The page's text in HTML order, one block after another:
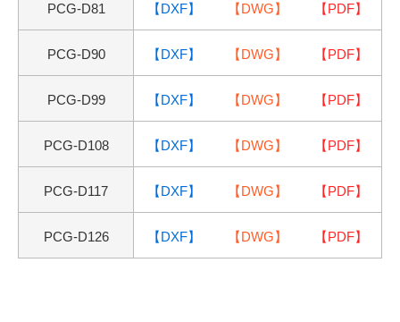
PCG-D81 【DXF】 【DWG】 【PDF】
PCG-D90 【DXF】 【DWG】 【PDF】
PCG-D99 【DXF】 【DWG】 【PDF】
PCG-D108 【DXF】 【DWG】 【PDF】
PCG-D117 【DXF】 【DWG】 【PDF】
PCG-D126 【DXF】 【DWG】 【PDF】